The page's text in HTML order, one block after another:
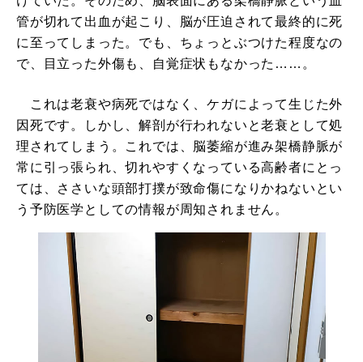
管が切れて出血が起こり、脳が圧迫されて最終的に死
に至ってしまった。でも、ちょっとぶつけた程度なの
で、目立った外傷も、自覚症状もなかった……。
これは老衰や病死ではなく、ケガによって生じた外
因死です。しかし、解剖が行われないと老衰として処
理されてしまう。これでは、脳萎縮が進み架橋静脈が
常に引っ張られ、切れやすくなっている高齢者にとっ
ては、ささいな頭部打撲が致命傷になりかねないとい
う予防医学としての情報が周知されません。